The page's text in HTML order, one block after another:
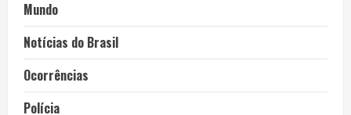
Mundo
Notícias do Brasil
Ocorrências
Polícia